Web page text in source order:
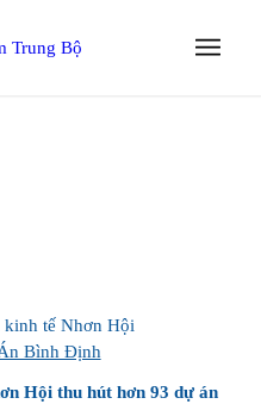
tế Nhơn Hội
Bình Định
Hội thu hút hơn 93 dự án